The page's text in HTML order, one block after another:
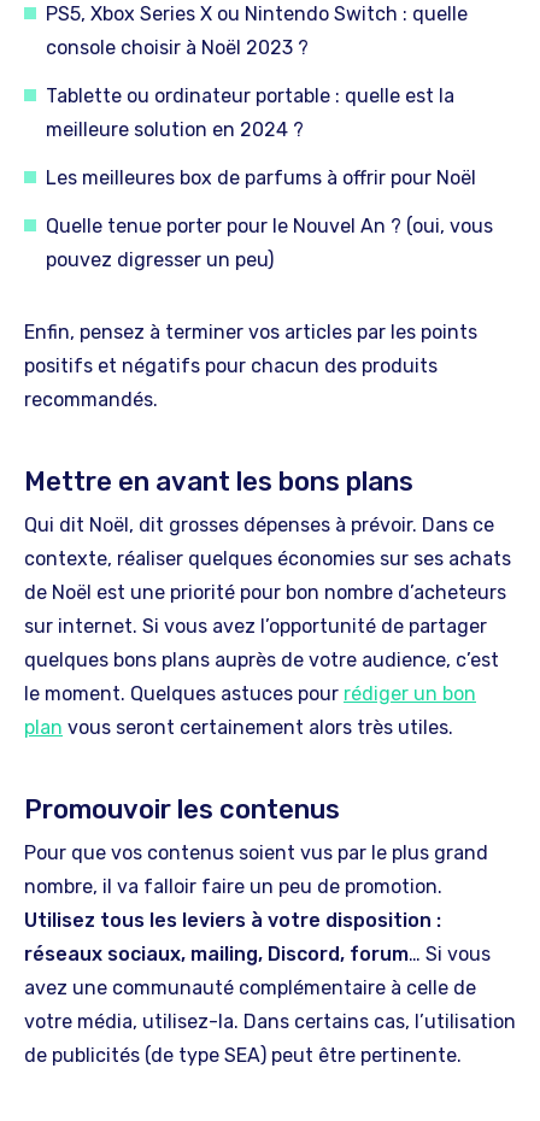
PS5, Xbox Series X ou Nintendo Switch : quelle
console choisir à Noël 2023 ?
Tablette ou ordinateur portable : quelle est la
meilleure solution en 2024 ?
Les meilleures box de parfums à offrir pour Noël
Quelle tenue porter pour le Nouvel An ? (oui, vous
pouvez digresser un peu)
Enfin, pensez à terminer vos articles par les points
positifs et négatifs pour chacun des produits
recommandés.
Mettre en avant les bons plans
Qui dit Noël, dit grosses dépenses à prévoir. Dans ce
contexte, réaliser quelques économies sur ses achats
de Noël est une priorité pour bon nombre d’acheteurs
sur internet. Si vous avez l’opportunité de partager
quelques bons plans auprès de votre audience, c’est
le moment. Quelques astuces pour rédiger un bon
plan vous seront certainement alors très utiles.
Promouvoir les contenus
Pour que vos contenus soient vus par le plus grand
nombre, il va falloir faire un peu de promotion.
Utilisez tous les leviers à votre disposition :
réseaux sociaux, mailing, Discord, forum… Si vous
avez une communauté complémentaire à celle de
votre média, utilisez-la. Dans certains cas, l’utilisation
de publicités (de type SEA) peut être pertinente.